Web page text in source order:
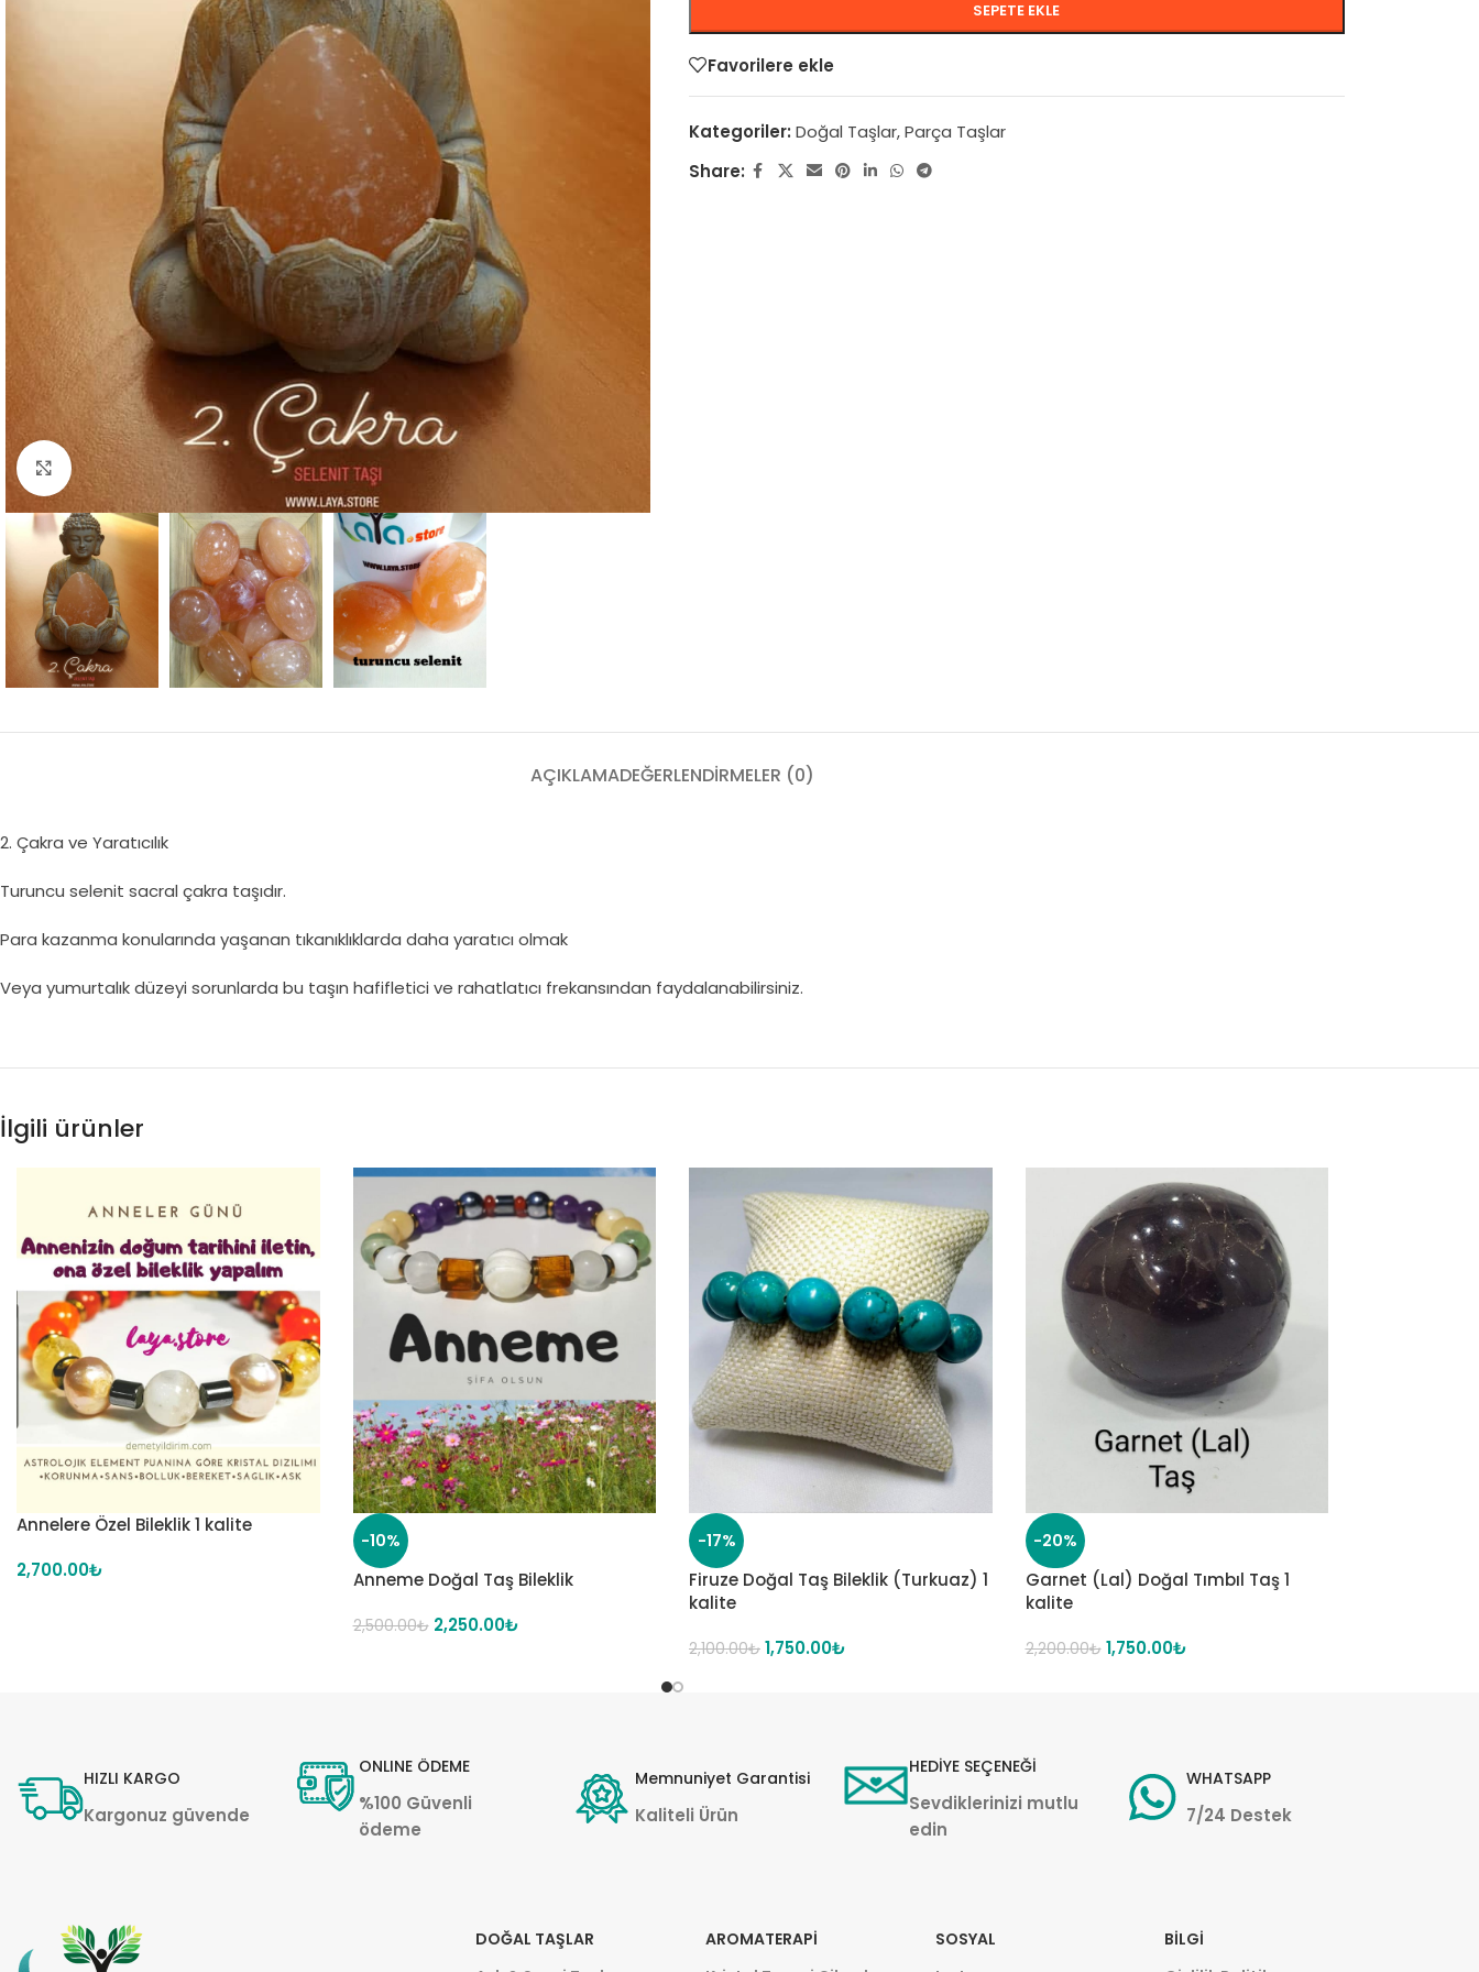
Click to enlarge
SEPETE EKLE
Favorilere ekle
Kategoriler: Doğal Taşlar,Parça Taşlar
Share:
AÇIKLAMADEĞERLENDIRMELER (0)
2. Çakra ve Yaratıcılık
Turuncu selenit sacral çakra taşıdır.
Para kazanma konularında yaşanan tıkanıklıklarda daha yaratıcı olmak
Veya yumurtalık düzeyi sorunlarda bu taşın hafifletici ve rahatlatıcı frekansından faydalanabilirsiniz.
İlgili ürünler
Annelere Özel Bileklik 1 kalite
2,700.00₺
-10%
Anneme Doğal Taş Bileklik
2,500.00₺ 2,250.00₺
-17%
Firuze Doğal Taş Bileklik (Turkuaz) 1
kalite
2,100.00₺ 1,750.00₺
-20%
Garnet (Lal) Doğal Tımbıl Taş 1
kalite
2,200.00₺ 1,750.00₺
HIZLI KARGO
Kargonuz güvende
ONLINE ÖDEME
%100 Güvenli
ödeme
Memnuniyet Garantisi
Kaliteli Ürün
HEDİYE SEÇENEĞİ
Sevdiklerinizi mutlu
edin
WHATSAPP
7/24 Destek
DOĞAL TAŞLAR
AROMATERAPI
SOSYAL
BILGI